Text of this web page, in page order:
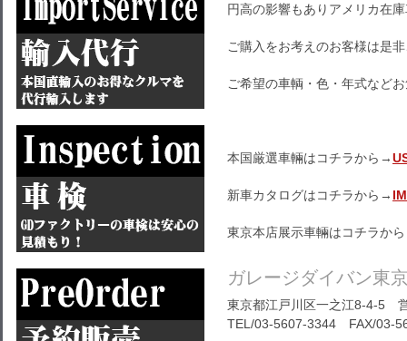
円高の影響もありアメリカ在
ご購入をお考えのお客様は是
ご希望の車輌・色・年式など
本国厳選車輛はコチラから→
新車カタログはコチラから→
東京本店展示車輛はコチラか
ガレージダイバン東
東京都江戸川区一之江8-4-5
TEL/03-5607-3344 FAX/03-